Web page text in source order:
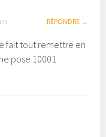
RÉPONDRE
fait tout remettre en
pose 10001